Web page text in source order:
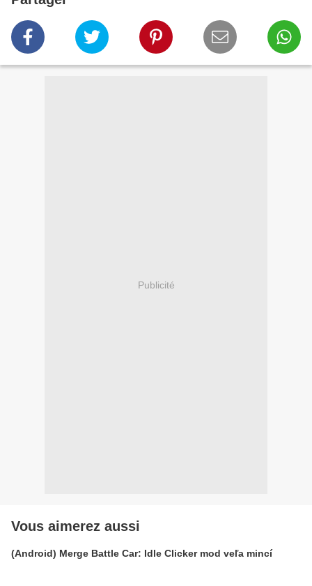
Publicité
Vous aimerez aussi
(Android) Merge Battle Car: Idle Clicker mod veľa mincí